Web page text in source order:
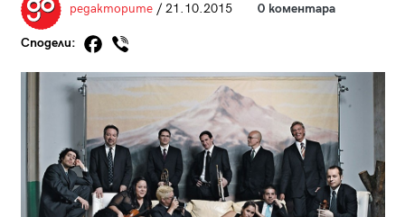
редакторите/ 21.10.2015 0 коментара
Сподели: